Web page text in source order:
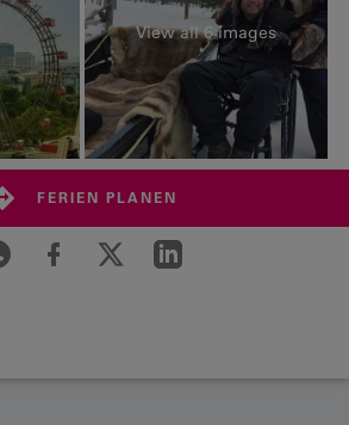
View all 6 images
FERIEN PLANEN